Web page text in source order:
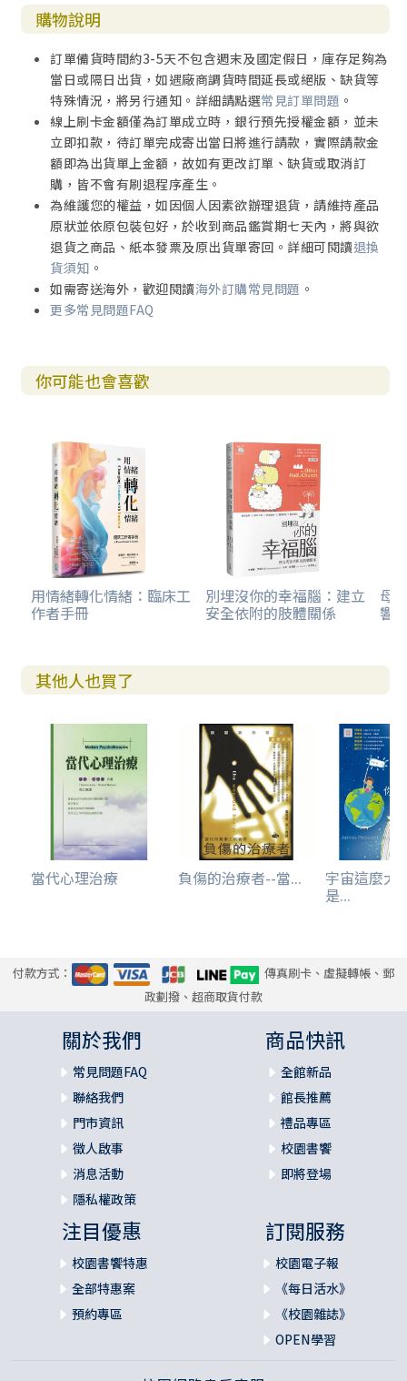
購物說明
訂單備貨時間約3-5天不包含週末及國定假日，庫存足夠為
當日或隔日出貨，如遇廠商調貨時間延長或絕版、缺貨等
特殊情況，將另行通知。詳細請點選常見訂單問題 。
線上刷卡金額僅為訂單成立時，銀行預先授權金額，並未
立即扣款，待訂單完成寄出當日將進行請款，實際請款金
額即為出貨單上金額，故如有更改訂單、缺貨或取消訂
購，皆不會有刷退程序產生。
為維護您的權益，如因個人因素欲辦理退貨，請維持產品
原狀並依原包裝包好，於收到商品鑑賞期七天內，將與欲
退貨之商品、紙本發票及原出貨單寄回。詳細可閱讀退換
貨須知 。
如需寄送海外，歡迎閱讀海外訂購常見問題 。
更多常見問題FAQ
你可能也會喜歡
用情緒轉化情緒：臨床工
作者手冊
別埋沒你的幸福腦：建立
安全依附的肢體關係
母
響
其他人也買了
當代心理治療 負傷的治療者--當... 宇宙這麼大
是...
付款方式：
傳真刷卡、虛擬轉帳、郵
政劃撥、超商取貨付款
關於我們
常見問題FAQ
聯絡我們
門市資訊
徵人啟事
消息活動
隱私權政策
商品快訊
全館新品
館長推薦
禮品專區
校園書饗
即將登場
注目優惠
校園書饗特惠
全部特惠案
預約專區
訂閱服務
校園電子報
《每日活水》
《校園雜誌》
OPEN學習